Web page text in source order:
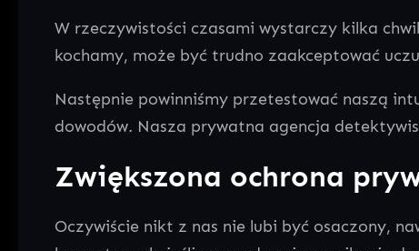
W rzeczywistości czasami wystarczy kilka
kochamy, może być trudno zaakceptować
Następnie powinniśmy przetestować naszą
dowodów. Nasza prywatna agencja
Zwiększona ochrona
Oczywiście nikt z nas nie lubi być osaczony,